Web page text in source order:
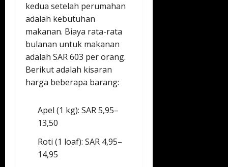
kedua setelah perumahan
adalah kebutuhan
makanan. Biaya rata-rata
bulanan untuk makanan
adalah SAR 603 per orang.
Berikut adalah kisaran
harga beberapa barang:
Apel (1 kg): SAR 5,95–
13,50
Roti (1 loaf): SAR 4,95–
14,95